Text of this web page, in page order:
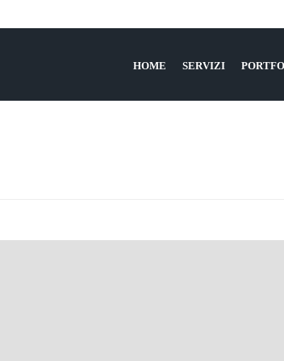
HOME SERVIZI